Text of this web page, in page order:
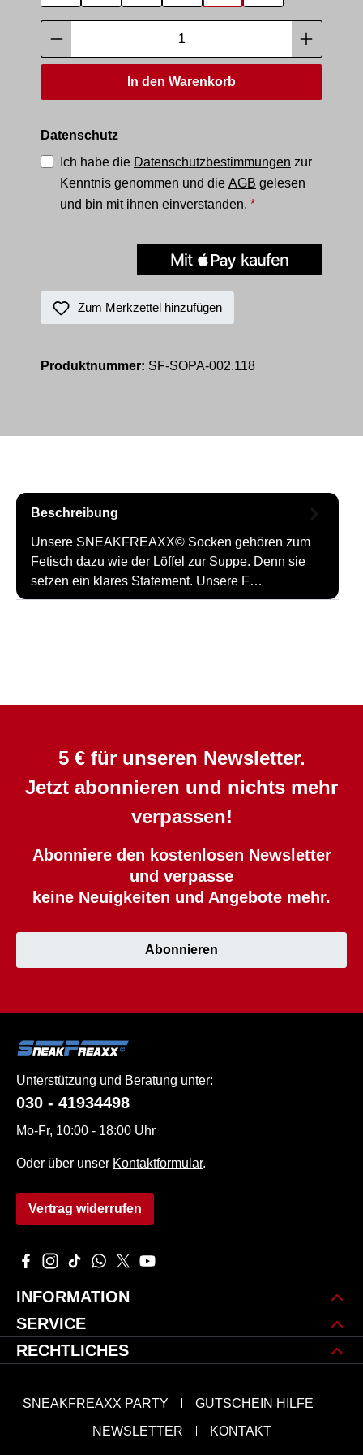
Produkt Anzahl: Gib den gewünschten
In den Warenkorb
Datenschutz
Ich habe die Datenschutzbestimmungen zur
Kenntnis genommen und die AGB gelesen
und bin mit ihnen einverstanden. *
Zum Merkzettel hinzufügen
Produktnummer: SF-SOPA-002.118
Beschreibung
Unsere SNEAKFREAXX© Socken gehören zum
Fetisch dazu wie der Löffel zur Suppe. Denn sie
setzen ein klares Statement. Unsere F…
5 € für unseren Newsletter.
Jetzt abonnieren und nichts mehr
verpassen!
Abonniere den kostenlosen Newsletter
und verpasse
keine Neuigkeiten und Angebote mehr.
Abonnieren
Unterstützung und Beratung unter:
030 - 41934498
Mo-Fr, 10:00 - 18:00 Uhr
Oder über unser Kontaktformular.
Vertrag widerrufen
Besuche uns auf Facebook – öffnet in neuem Tab (externer
Schau auf Instagram vorbei – öffnet in neuem Tab
Sieh dir unsere TikTok-Videos an – öffnet in neuem
Schreib uns auf WhatsApp – öffnet in neuem
Folge uns auf X – öffnet in neuem Tab
Sieh dir unsere Videos auf YouTube
INFORMATION
SERVICE
RECHTLICHES
SNEAKFREAXX PARTY
GUTSCHEIN HILFE
NEWSLETTER
KONTAKT